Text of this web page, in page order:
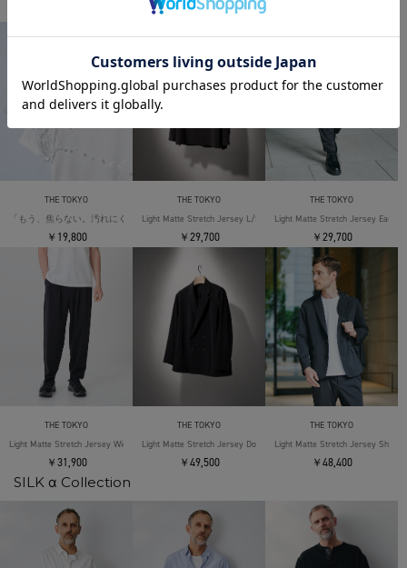
THE TOKYO
「もう、焦らない。汚れにくい」SOLOTEX Jersey S/S T-Shirts
￥19,800
THE TOKYO
Light Matte Stretch Jersey L/S Shirt
￥29,700
THE TOKYO
Light Matte Stretch Jersey Easy
￥29,700
THE TOKYO
Light Matte Stretch Jersey Wide Tapered Pants
￥31,900
THE TOKYO
Light Matte Stretch Jersey Double Jacket
￥49,500
THE TOKYO
Light Matte Stretch Jersey Shape
￥48,400
SILK α Collection